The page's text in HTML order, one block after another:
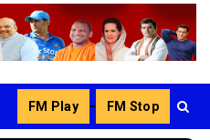
FM Play - FM Stop